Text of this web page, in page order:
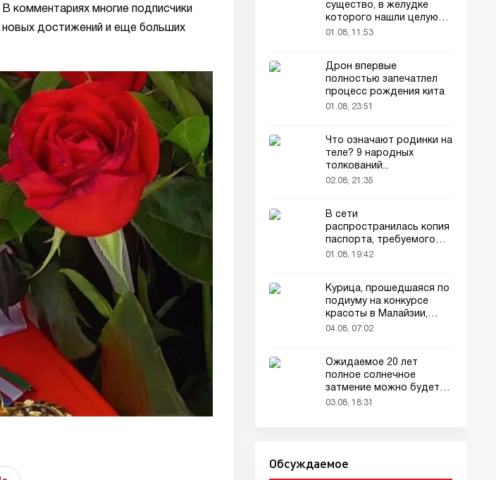
комментариях многие подписчики
новых достижений и еще больших
существо, в желудке
которого нашли целую
добычу
01.08, 11:53
Дрон впервые
полностью запечатлел
процесс рождения кита
01.08, 23:51
Что означают родинки на
теле? 9 народных
толкований...
02.08, 21:35
В сети
распространилась копия
паспорта, требуемого
для домашних животных
01.08, 19:42
Курица, прошедшаяся по
подиуму на конкурсе
красоты в Малайзии,
привлекла внимание
04.08, 07:02
Ожидаемое 20 лет
полное солнечное
затмение можно будет
наблюдать в августе
03.08, 18:31
Обсуждаемое